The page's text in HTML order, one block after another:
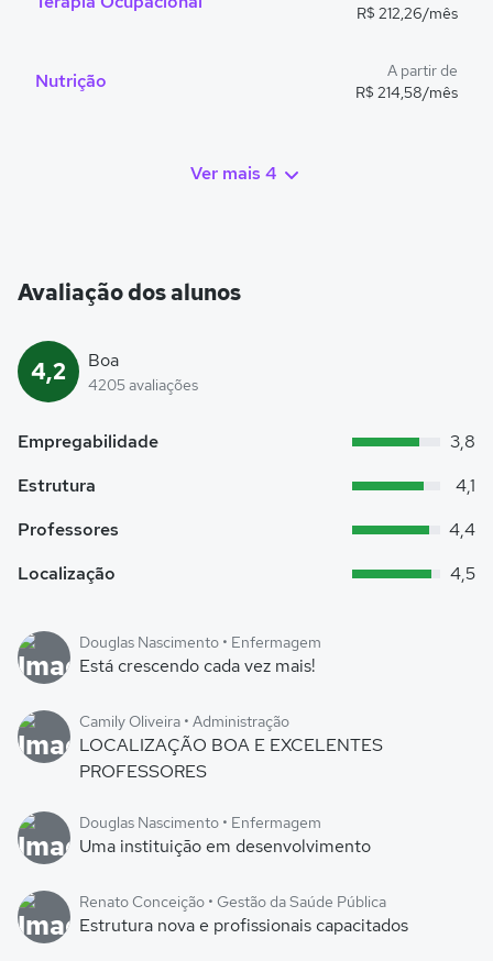
R$ 212,26/mês
Nutrição
A partir de
R$ 214,58/mês
Ver mais 4
Avaliação dos alunos
4,2 Boa
4205 avaliações
Empregabilidade
3,8
Estrutura
4,1
Professores
4,4
Localização
4,5
Douglas Nascimento • Enfermagem
Está crescendo cada vez mais!
Camily Oliveira • Administração
LOCALIZAÇÃO BOA E EXCELENTES
PROFESSORES
Douglas Nascimento • Enfermagem
Uma instituição em desenvolvimento
Renato Conceição • Gestão da Saúde Pública
Estrutura nova e profissionais capacitados